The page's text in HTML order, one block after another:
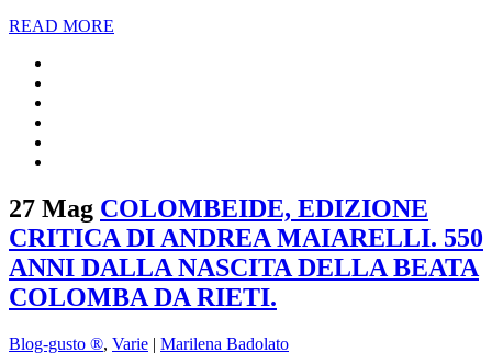
READ MORE
27 Mag COLOMBEIDE, EDIZIONE
CRITICA DI ANDREA MAIARELLI. 550
ANNI DALLA NASCITA DELLA BEATA
COLOMBA DA RIETI.
Blog-gusto ®, Varie | Marilena Badolato